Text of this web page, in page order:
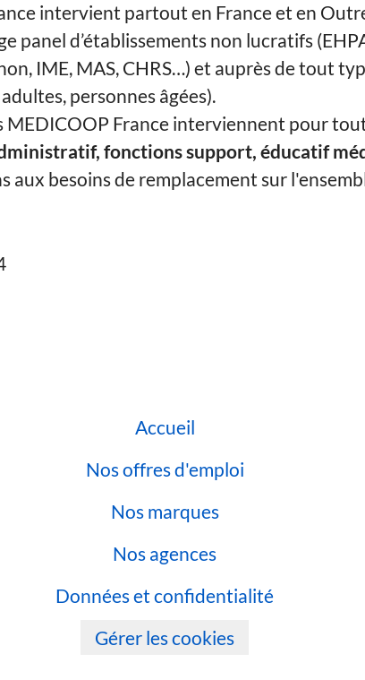
intervient partout en France et en
panel d’établissements non lucratifs
IME, MAS, CHRS…) et auprès de tout
personnes âgées).
MEDICOOP France interviennent pour
fonctions support, éducatif
aux besoins de remplacement sur
Accueil
Nos offres d'emploi
Nos marques
Nos agences
Données et confidentialité
Gérer les cookies